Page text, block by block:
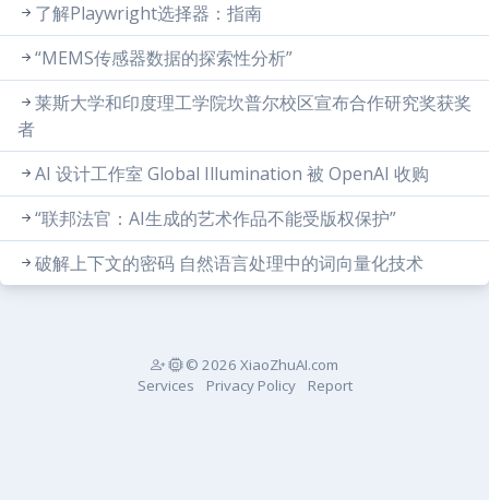
了解Playwright选择器：指南
“MEMS传感器数据的探索性分析”
莱斯大学和印度理工学院坎普尔校区宣布合作研究奖获奖
者
AI 设计工作室 Global Illumination 被 OpenAI 收购
“联邦法官：AI生成的艺术作品不能受版权保护”
破解上下文的密码 自然语言处理中的词向量化技术
© 2026 XiaoZhuAI.com
Services
Privacy Policy Report